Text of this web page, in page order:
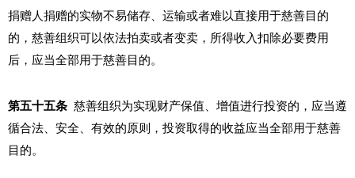
捐赠人捐赠的实物不易储存、运输或者难以直接用于慈善目的
的，慈善组织可以依法拍卖或者变卖，所得收入扣除必要费用
后，应当全部用于慈善目的。
第五十五条 慈善组织为实现财产保值、增值进行投资的，应当遵
循合法、安全、有效的原则，投资取得的收益应当全部用于慈善
目的。